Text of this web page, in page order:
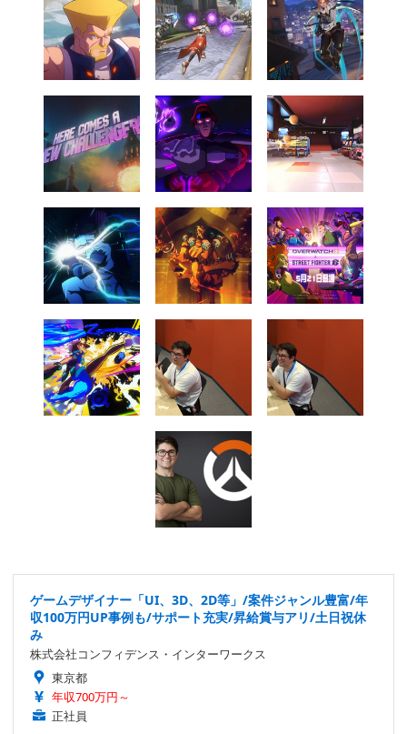
ゲームデザイナー「UI、3D、2D等」/案件ジャンル豊富/年
収100万円UP事例も/サポート充実/昇給賞与アリ/土日祝休
み
株式会社コンフィデンス・インターワークス
東京都
年収700万円～
正社員